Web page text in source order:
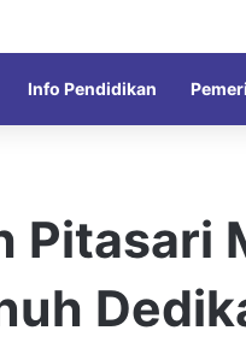
Info Pendidikan
Pitasari